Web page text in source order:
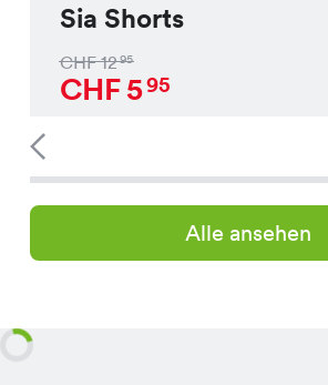
Sia Shorts
CHF1295
CHF595
Alle ansehen